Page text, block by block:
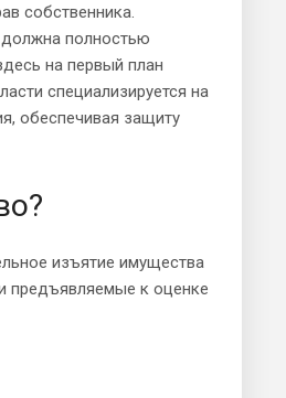
собственника.
полностью
на первый план
специализируется на
обеспечивая защиту
изъятие имущества
предъявляемые к оценке